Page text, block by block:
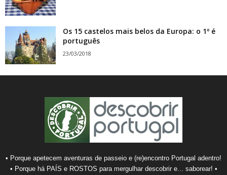
Os 15 castelos mais belos da Europa: o 1º é
português
23/03/2018
• Porque apetecem aventuras de passeio e (re)encontro Portugal adentro!
• Porque há PAÍS e ROSTOS para mergulhar descobrir e... saborear! •